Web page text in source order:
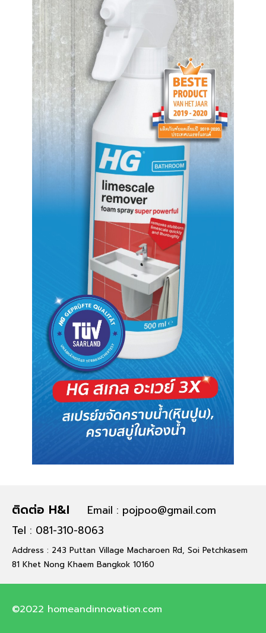
ติดต่อ H&I
Email : pojpoo@gmail.com
Tel : 081-310-8063
Address : 243 Puttan Village Macharoen Rd, Soi Petchkasem
81 Khet Nong Khaem Bangkok 10160
©2022 homeandinnovation.com